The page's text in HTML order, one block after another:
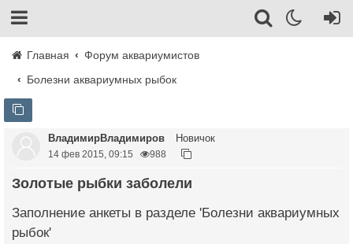
Главная
Форум аквариумистов
Болезни аквариумных рыбок
ВладимирВладимиров Новичок
14 фев 2015, 09:15 988
Золотые рыбки заболели
Заполнение анкеты в разделе 'Болезни аквариумных
рыбок'